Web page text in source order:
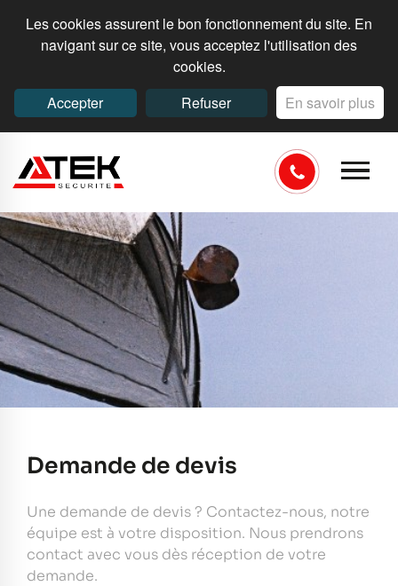
Les cookies assurent le bon fonctionnement du site. En
navigant sur ce site, vous acceptez l'utilisation des
cookies.
Accepter
Refuser En savoir plus
Demande de devis
Une demande de devis ? Contactez-nous, notre
équipe est à votre disposition. Nous prendrons
contact avec vous dès réception de votre
demande.